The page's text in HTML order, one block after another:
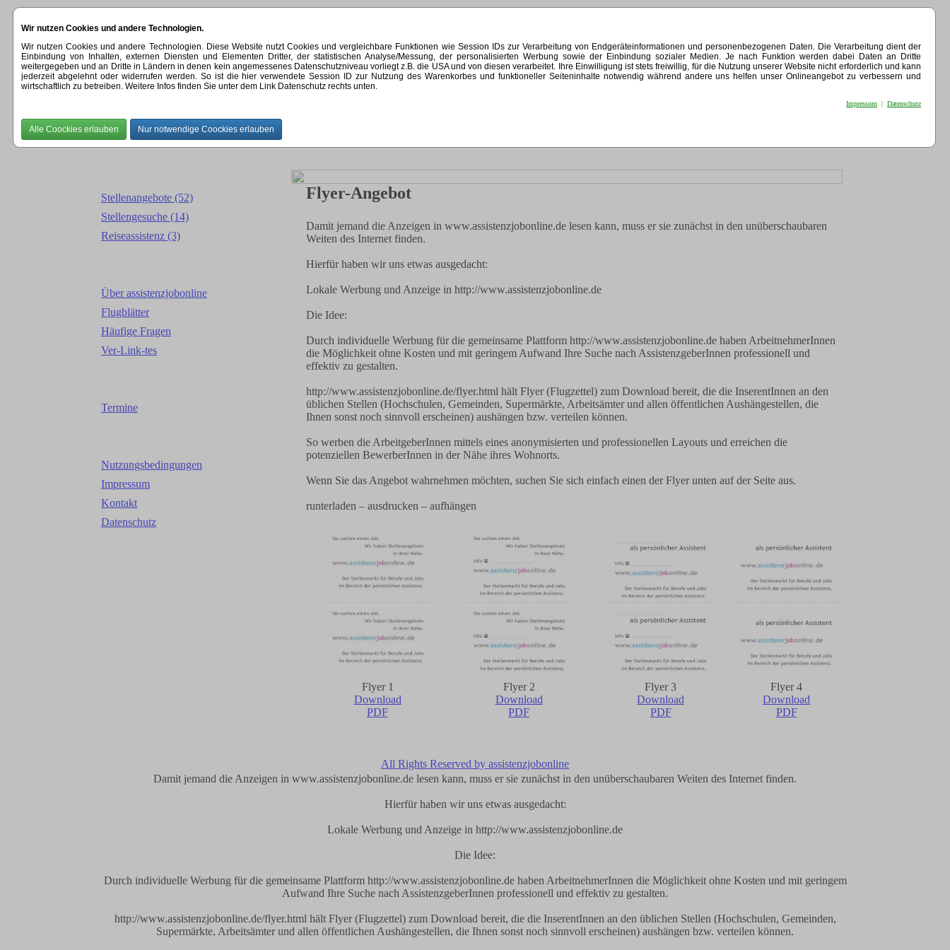
Wir nutzen Cookies und andere Technologien.
Wir nutzen Cookies und andere Technologien. Diese Website nutzt Cookies und vergleichbare Funktionen wie Session IDs zur Verarbeitung von Endgeräteinformationen und personenbezogenen Daten. Die Verarbeitung dient der
Einbindung von Inhalten, externen Diensten und Elementen Dritter, der statistischen Analyse/Messung, der personalisierten Werbung sowie der Einbindung sozialer Medien. Je nach Funktion werden dabei Daten an Dritte
weitergegeben und an Dritte in Ländern in denen kein angemessenes Datenschutzniveau vorliegt z.B. die USA und von diesen verarbeitet. Ihre Einwilligung ist stets freiwillig, für die Nutzung unserer Website nicht erforderlich und kann
jederzeit abgelehnt oder widerrufen werden. So ist die hier verwendete Session ID zur Nutzung des Warenkorbes und funktioneller Seiteninhalte notwendig während andere uns helfen unser Onlineangebot zu verbessern und
wirtschaftlich zu betreiben. Weitere Infos finden Sie unter dem Link Datenschutz rechts unten.
Impressum | Datenschutz
Startseite Stellengesuche offene Stellen Kontakt Impressum
Stellenangebote (52)
Stellengesuche (14)
Reiseassistenz (3)
Über assistenzjobonline
Flugblätter
Häufige Fragen
Ver-Link-tes
Termine
Nutzungsbedingungen
Impressum
Kontakt
Datenschutz
Flyer-Angebot
Damit jemand die Anzeigen in www.assistenzjobonline.de lesen kann, muss er sie zunächst in den unüberschaubaren
Weiten des Internet finden.
Hierfür haben wir uns etwas ausgedacht:
Lokale Werbung und Anzeige in http://www.assistenzjobonline.de
Die Idee:
Durch individuelle Werbung für die gemeinsame Plattform http://www.assistenzjobonline.de haben ArbeitnehmerInnen
die Möglichkeit ohne Kosten und mit geringem Aufwand Ihre Suche nach AssistenzgeberInnen professionell und
effektiv zu gestalten.
http://www.assistenzjobonline.de/flyer.html hält Flyer (Flugzettel) zum Download bereit, die die InserentInnen an den
üblichen Stellen (Hochschulen, Gemeinden, Supermärkte, Arbeitsämter und allen öffentlichen Aushängestellen, die
Ihnen sonst noch sinnvoll erscheinen) aushängen bzw. verteilen können.
So werben die ArbeitgeberInnen mittels eines anonymisierten und professionellen Layouts und erreichen die
potenziellen BewerberInnen in der Nähe ihres Wohnorts.
Wenn Sie das Angebot wahrnehmen möchten, suchen Sie sich einfach einen der Flyer unten auf der Seite aus.
runterladen – ausdrucken – aufhängen
Flyer 1
Download
PDF
Flyer 2
Download
PDF
Flyer 3
Download
PDF
Flyer 4
Download
PDF
All Rights Reserved by assistenzjobonline
Damit jemand die Anzeigen in www.assistenzjobonline.de lesen kann, muss er sie zunächst in den unüberschaubaren Weiten des Internet finden.
Hierfür haben wir uns etwas ausgedacht:
Lokale Werbung und Anzeige in http://www.assistenzjobonline.de
Die Idee:
Durch individuelle Werbung für die gemeinsame Plattform http://www.assistenzjobonline.de haben ArbeitnehmerInnen die Möglichkeit ohne Kosten und mit geringem
Aufwand Ihre Suche nach AssistenzgeberInnen professionell und effektiv zu gestalten.
http://www.assistenzjobonline.de/flyer.html hält Flyer (Flugzettel) zum Download bereit, die die InserentInnen an den üblichen Stellen (Hochschulen, Gemeinden,
Supermärkte, Arbeitsämter und allen öffentlichen Aushängestellen, die Ihnen sonst noch sinnvoll erscheinen) aushängen bzw. verteilen können.